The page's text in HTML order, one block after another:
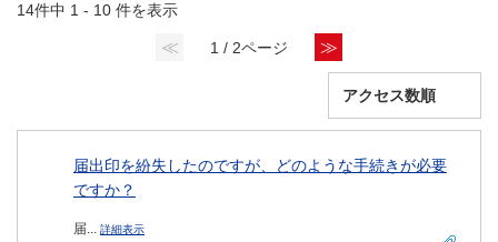
14件中 1 - 10 件を表示
≪ 1 / 2ページ ≫
届出印を紛失したのですが、どのような手続きが必要
ですか？
届... 詳細表示